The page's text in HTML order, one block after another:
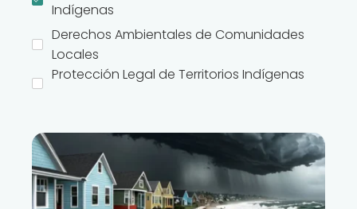
Indígenas
Derechos Ambientales de Comunidades
Locales
Protección Legal de Territorios Indígenas